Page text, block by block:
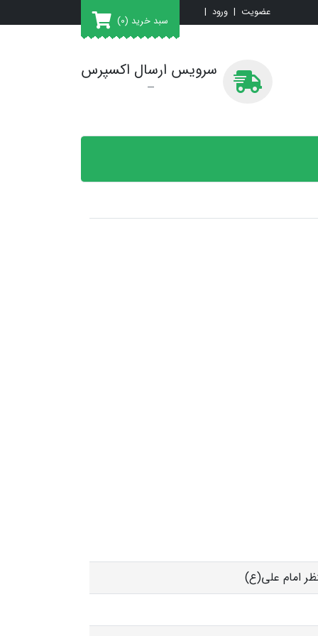
عضویت | ورود |
سبد خرید (0)
سرویس ارسال اکسپرس
امام علی(ع)